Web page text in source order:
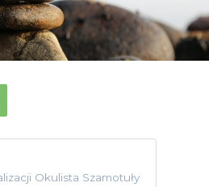
Okulista Szamotuły